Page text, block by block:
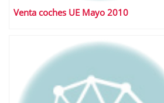
Venta coches UE Mayo 2010